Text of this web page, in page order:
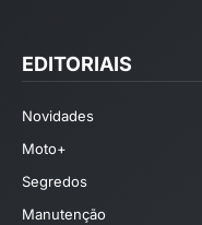
EDITORIAIS
Novidades
Moto+
Segredos
Manutenção